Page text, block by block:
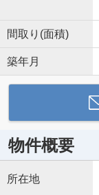
間取り(面積)
築年月
物件概要
所在地